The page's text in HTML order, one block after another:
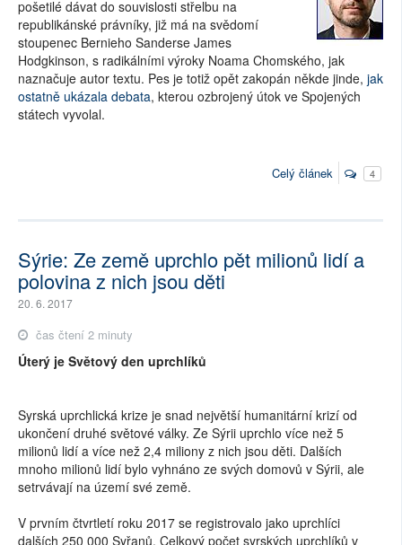
pošetilé dávat do souvislosti střelbu na
republikánské právníky, již má na svědomí
stoupenec Bernieho Sanderse James
Hodgkinson, s radikálními výroky Noama Chomského, jak
naznačuje autor textu. Pes je totiž opět zakopán někde jinde, jak
ostatně ukázala debata, kterou ozbrojený útok ve Spojených
státech vyvolal.
Celý článek 4
Sýrie: Ze země uprchlo pět milionů lidí a
polovina z nich jsou děti
20. 6. 2017
čas čtení 2 minuty
Úterý je Světový den uprchlíků
Syrská uprchlická krize je snad největší humanitární krizí od
ukončení druhé světové války. Ze Sýrii uprchlo více než 5
milionů lidí a více než 2,4 miliony z nich jsou děti. Dalších
mnoho milionů lidí bylo vyhnáno ze svých domovů v Sýrii, ale
setrvávají na území své země.
V prvním čtvrtletí roku 2017 se registrovalo jako uprchlíci
dalších 250 000 Syřanů. Celkový počet syrských uprchlíků v